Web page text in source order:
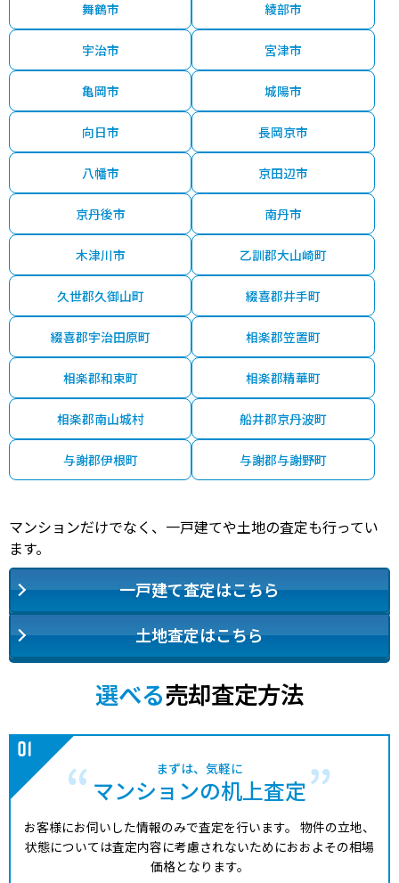
舞鶴市 綾部市
宇治市 宮津市
亀岡市 城陽市
向日市 長岡京市
八幡市 京田辺市
京丹後市 南丹市
木津川市 乙訓郡大山崎町
久世郡久御山町 綴喜郡井手町
綴喜郡宇治田原町 相楽郡笠置町
相楽郡和束町 相楽郡精華町
相楽郡南山城村 船井郡京丹波町
与謝郡伊根町 与謝郡与謝野町
マンションだけでなく、一戸建てや土地の査定も行ってい
ます。
一戸建て査定はこちら
土地査定はこちら
選べる売却査定方法
まずは、気軽に
マンションの机上査定
お客様にお伺いした情報のみで査定を行います。 物件の立地、
状態については査定内容に考慮されないためにおおよその相場
価格となります。